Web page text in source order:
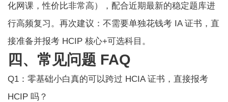
化网课，性价比非常高），配合近期最新的稳定题库进
行高频复习。再次建议：不需要单独花钱考 IA 证书，直
接准备并报考 HCIP 核心+可选科目。
四、常见问题 FAQ
Q1：零基础小白真的可以跨过 HCIA 证书，直接报考
HCIP 吗？